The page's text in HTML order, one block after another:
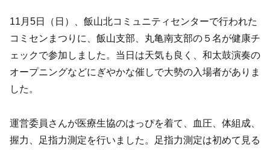
11月5日（日）、飯山北コミュニティセンターで行われた
コミセンまつりに、飯山支部、丸亀南支部の５名が健康チ
ェックで参加しました。当日は天気も良く、和太鼓演奏の
オープニングなどにぎやかな催しで大勢の入場者がありま
した。
運営委員さんが医療生協のはっぴを着て、血圧、体組成、
握力、足指力測定を行いました。足指力測定は初めて見る